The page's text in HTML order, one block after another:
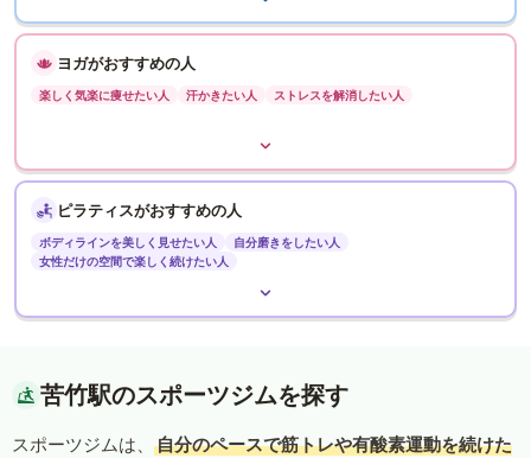
ヨガがおすすめの人
楽しく気楽に痩せたい人 汗かきたい人 ストレスを解消したい人
ピラティスがおすすめの人
ボディラインを美しく見せたい人
自分磨きをしたい人
女性だけの空間で楽しく続けたい人
苦竹駅のスポーツジムを探す
スポーツジムは、
自分のペースで筋トレや有酸素運動を続けた